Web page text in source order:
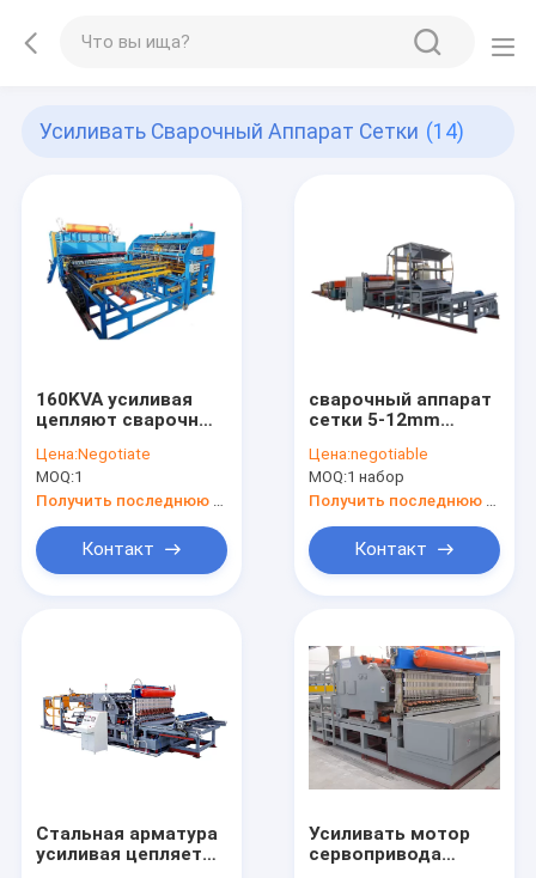
Усиливать Сварочный Аппарат Сетки (14)
160KVA усиливая
цепляют сварочный
Цена:Negotiate
MOQ:1
Контакт
сварочный аппарат
сетки 5-12mm
Цена:negotiable
MOQ:1 набор
Контакт
Стальная арматура
усиливая цепляет
Усиливать мотор
сервопривода